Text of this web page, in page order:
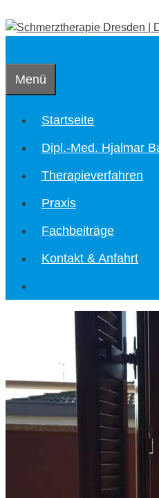
Inhalt
Menü
Startseite
Dipl.-Med. Hjalmar
Therapieverfahren
Praxis
Fachbeiträge
Kontakt & Anfahrt